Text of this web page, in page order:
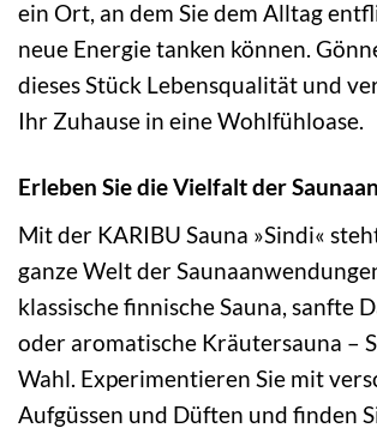
ein Ort, an dem Sie dem Alltag
neue Energie tanken können.
dieses Stück Lebensqualität und
Ihr Zuhause in eine Wohlfühloase.
Erleben Sie die Vielfalt der
Mit der KARIBU Sauna »Sindi«
ganze Welt der
klassische finnische Sauna, sanfte
oder aromatische Kräutersauna –
Wahl. Experimentieren Sie mit
Aufgüssen und Düften und finden